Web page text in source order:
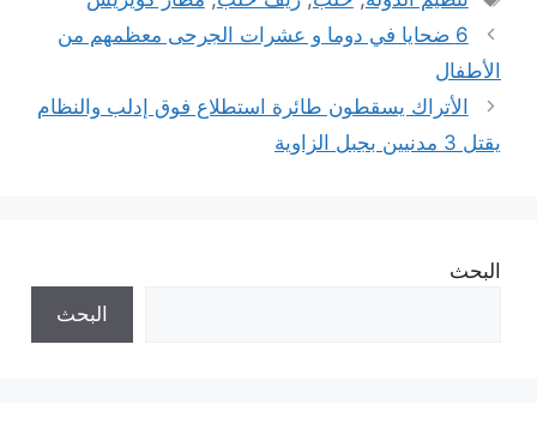
6 ضحايا في دوما و عشرات الجرحى معظمهم من
الأطفال
الأتراك يسقطون طائرة استطلاع فوق إدلب والنظام
يقتل 3 مدنيين بجبل الزاوية
البحث
البحث